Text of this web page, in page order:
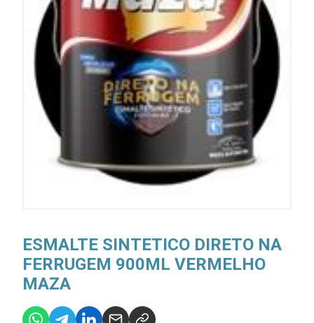
ESMALTE SINTETICO DIRETO NA
FERRUGEM 900ML VERMELHO
MAZA